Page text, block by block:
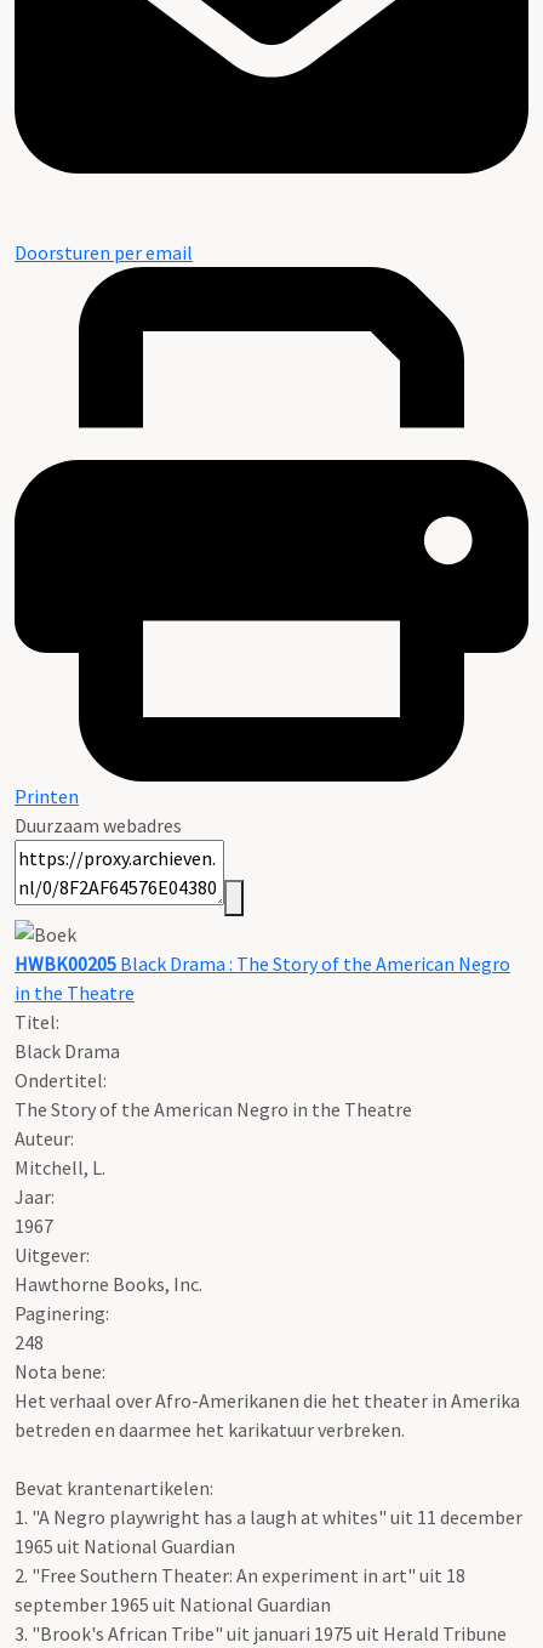
Doorsturen per email
Printen
Duurzaam webadres
HWBK00205 Black Drama : The Story of the American Negro
in the Theatre
Titel:
Black Drama
Ondertitel:
The Story of the American Negro in the Theatre
Auteur:
Mitchell, L.
Jaar:
1967
Uitgever:
Hawthorne Books, Inc.
Paginering:
248
Nota bene:
Het verhaal over Afro-Amerikanen die het theater in Amerika
betreden en daarmee het karikatuur verbreken.
Bevat krantenartikelen:
1. "A Negro playwright has a laugh at whites" uit 11 december
1965 uit National Guardian
2. "Free Southern Theater: An experiment in art" uit 18
september 1965 uit National Guardian
3. "Brook's African Tribe" uit januari 1975 uit Herald Tribune